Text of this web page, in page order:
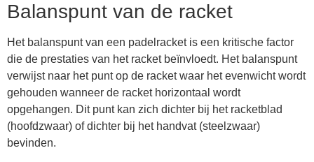
Balanspunt van de racket
Het balanspunt van een padelracket is een kritische factor
die de prestaties van het racket beïnvloedt. Het balanspunt
verwijst naar het punt op de racket waar het evenwicht wordt
gehouden wanneer de racket horizontaal wordt
opgehangen. Dit punt kan zich dichter bij het racketblad
(hoofdzwaar) of dichter bij het handvat (steelzwaar)
bevinden.